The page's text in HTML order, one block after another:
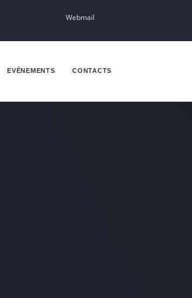
Webmail
EVÈNEMENTS CONTACTS